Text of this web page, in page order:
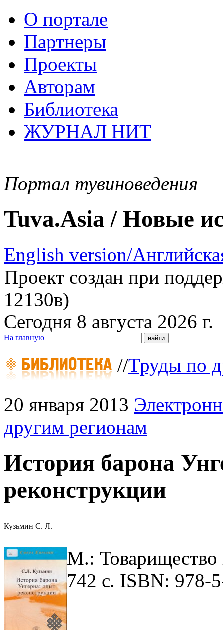
О портале
Партнеры
Проекты
Авторам
Библиотека
ЖУРНАЛ НИТ
Портал тувиноведения
Tuva.Asia / Новые
English version/
Проект создан при
12130в)
Сегодня 8 августа 2026 г.
На главную |
//Труды по
20 января 2013
другим регионам
История барона
реконструкции
Кузьмин С. Л.
М.:
742 с. ISBN: 978-